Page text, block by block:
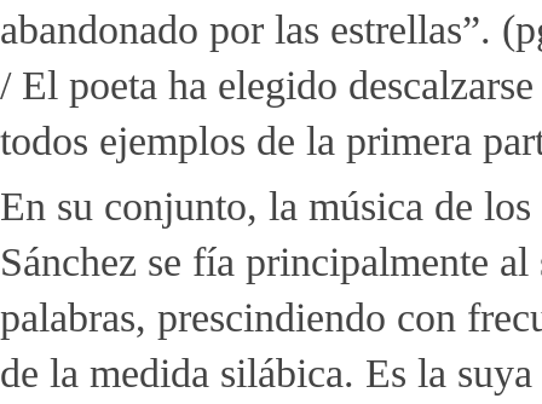
abandonado por las estrellas”.
/ El poeta ha elegido
todos ejemplos de la primera
En su conjunto, la música de
Sánchez se fía principalmente
palabras, prescindiendo con
de la medida silábica. Es la